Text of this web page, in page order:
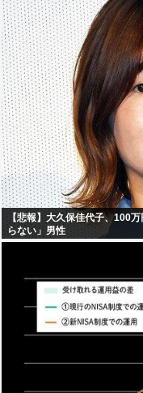
【悲報】大久保佳代子、100
らない」男性